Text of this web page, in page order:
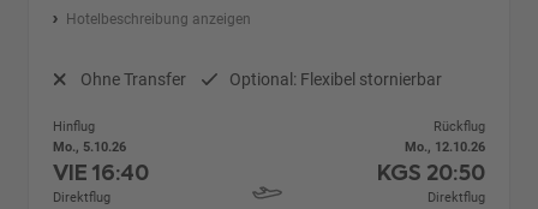
Hotelbeschreibung anzeigen
Ohne Transfer Optional: Flexibel stornierbar
Hinflug
Mo., 5.10.26
VIE16:40
Direktflug
Rückflug
Mo., 12.10.26
KGS 20:50
Direktflug